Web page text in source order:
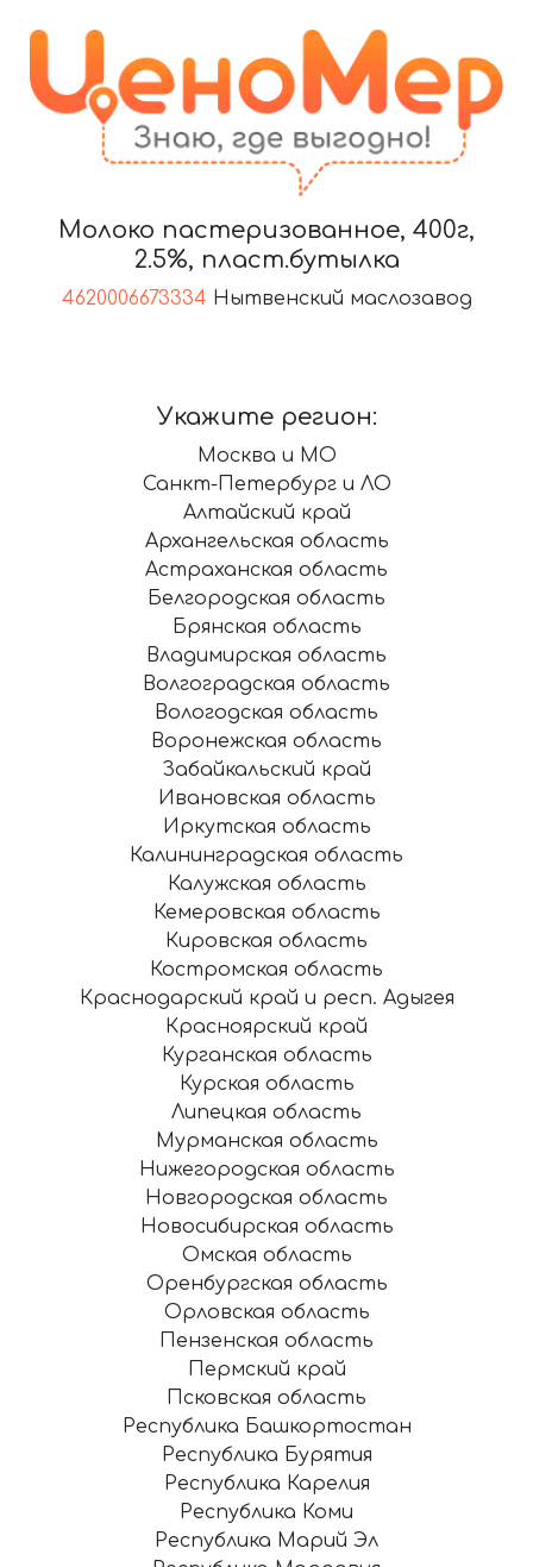
Молоко пастеризованное, 400г,
2.5%, пласт.бутылка
4620006673334 Нытвенский маслозавод
Укажите регион:
Москва и МО
Санкт-Петербург и ЛО
Алтайский край
Архангельская область
Астраханская область
Белгородская область
Брянская область
Владимирская область
Волгоградская область
Вологодская область
Воронежская область
Забайкальский край
Ивановская область
Иркутская область
Калининградская область
Калужская область
Кемеровская область
Кировская область
Костромская область
Краснодарский край и респ. Адыгея
Красноярский край
Курганская область
Курская область
Липецкая область
Мурманская область
Нижегородская область
Новгородская область
Новосибирская область
Омская область
Оренбургская область
Орловская область
Пензенская область
Пермский край
Псковская область
Республика Башкортостан
Республика Бурятия
Республика Карелия
Республика Коми
Республика Марий Эл